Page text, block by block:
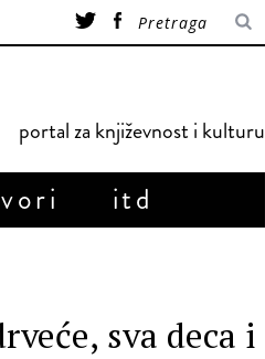
portal za književnost i kulturu
itd
sva deca i